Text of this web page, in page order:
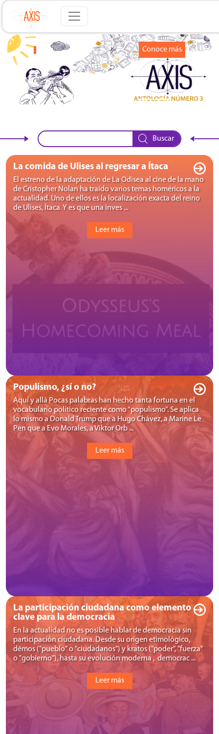
Conoce más
Buscar
La comida de Ulises al regresar a Ítaca
El estreno de la adaptación de La Odisea al cine de la mano
de Cristopher Nolan ha traído varios temas homéricos a la
actualidad. Uno de ellos es la localización exacta del reino
de Ulises, Ítaca. Y es que una inves ...
Leer más
Populismo, ¿sí o no?
Aquí y allá Pocas palabras han hecho tanta fortuna en el
vocabulario político reciente como “populismo”. Se aplica
lo mismo a Donald Trump que a Hugo Chávez, a Marine Le
Pen que a Evo Morales, a Viktor Orb ...
Leer más
La participación ciudadana como elemento
clave para la democracia
En la actualidad no es posible hablar de democracia sin
participación ciudadana. Desde su origen etimológico,
dēmos ("pueblo" o "ciudadanos") y kratos ("poder", "fuerza"
o "gobierno"), hasta su evolución moderna , democrac ...
Leer más